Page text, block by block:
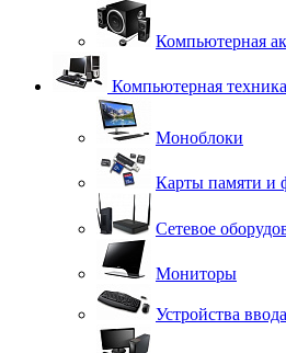
Компьютерная
Компьютерная
Моноблоки
Карты памяти и
Сетевое
Мониторы
Устройства ввода